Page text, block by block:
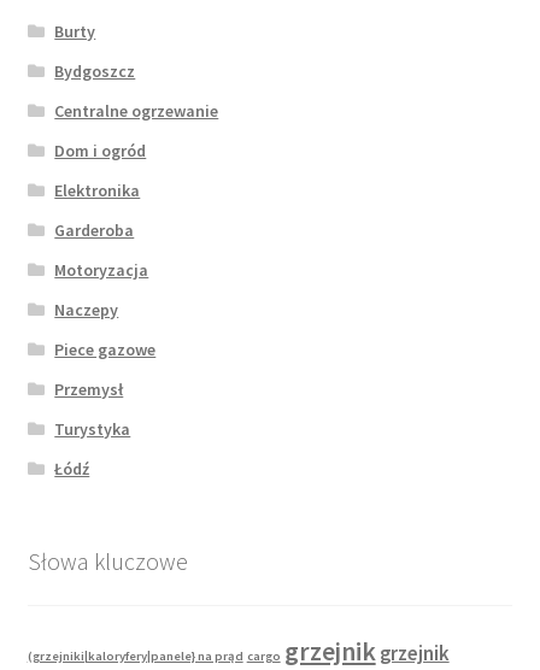
Burty
Bydgoszcz
Centralne ogrzewanie
Dom i ogród
Elektronika
Garderoba
Motoryzacja
Naczepy
Piece gazowe
Przemysł
Turystyka
Łódź
Słowa kluczowe
(grzejniki|kaloryfery|panele} na prąd cargo grzejnik grzejnik